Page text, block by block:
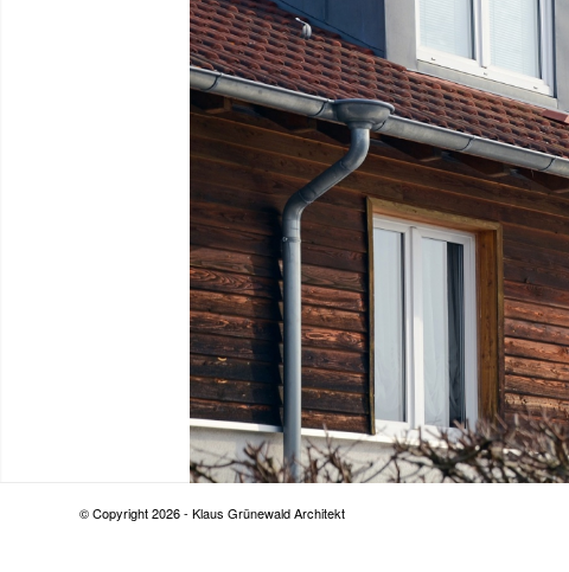
© Copyright 2026 - Klaus Grünewald Architekt